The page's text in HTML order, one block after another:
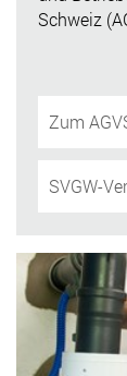
Schweiz
Zum
SVGW-